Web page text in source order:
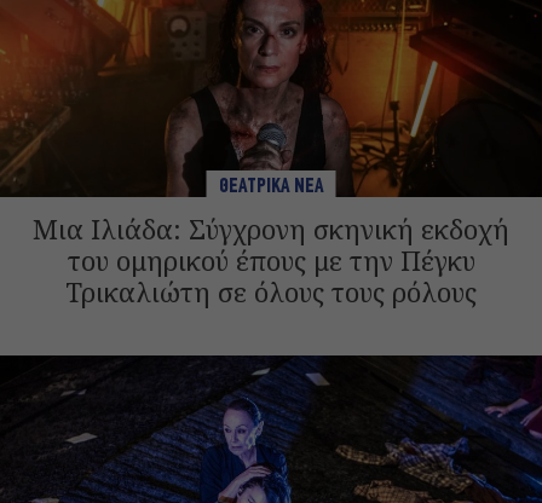
ΘΕΑΤΡΙΚΑ ΝΕΑ
Μια Ιλιάδα: Σύγχρονη σκηνική εκδοχή
του ομηρικού έπους με την Πέγκυ
Τρικαλιώτη σε όλους τους ρόλους